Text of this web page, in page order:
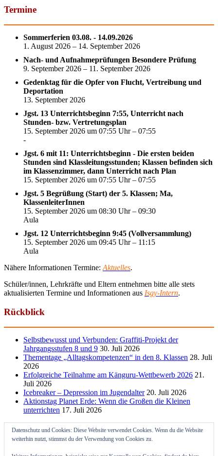
Termine
Sommerferien 03.08. - 14.09.2026
1. August 2026 – 14. September 2026
Nach- und Aufnahmeprüfungen Besondere Prüfung
9. September 2026 – 11. September 2026
Gedenktag für die Opfer von Flucht, Vertreibung und
Deportation
13. September 2026
Jgst. 13 Unterrichtsbeginn 7:55, Unterricht nach
Stunden- bzw. Vertretungsplan
15. September 2026 um 07:55 Uhr – 07:55
-
Jgst. 6 mit 11: Unterrichtsbeginn - Die ersten beiden
Stunden sind Klassleitungsstunden; Klassen befinden sich
im Klassenzimmer, dann Unterricht nach Plan
15. September 2026 um 07:55 Uhr – 07:55
Jgst. 5 Begrüßung (Start) der 5. Klassen; Ma,
KlassenleiterInnen
15. September 2026 um 08:30 Uhr – 09:30
Aula
Jgst. 12 Unterrichtsbeginn 9:45 (Vollversammlung)
15. September 2026 um 09:45 Uhr – 11:15
Aula
Nähere Informationen Termine: Aktuelles.
Schüler/innen, Lehrkräfte und Eltern entnehmen bitte alle stets
aktualisierten Termine und Informationen aus Isgy-Intern.
Rückblick
Selbstbewusst und Verbunden: Graffiti-Projekt der
Jahrgangsstufen 8 und 9 30. Juli 2026
Thementage „Alltagskompetenzen“ in den 8. Klassen 28. Juli
2026
Erfolgreiche Teilnahme am Känguru-Wettbewerb 2026 21.
Juli 2026
Icebreaker – Depression im Jugendalter 20. Juli 2026
Aktionstag Planet Erde: Wenn die Großen die Kleinen
unterrichten 17. Juli 2026
Datenschutz und Cookies: Diese Website verwendet Cookies. Wenn du die Website
weiterhin nutzt, stimmst du der Verwendung von Cookies zu.